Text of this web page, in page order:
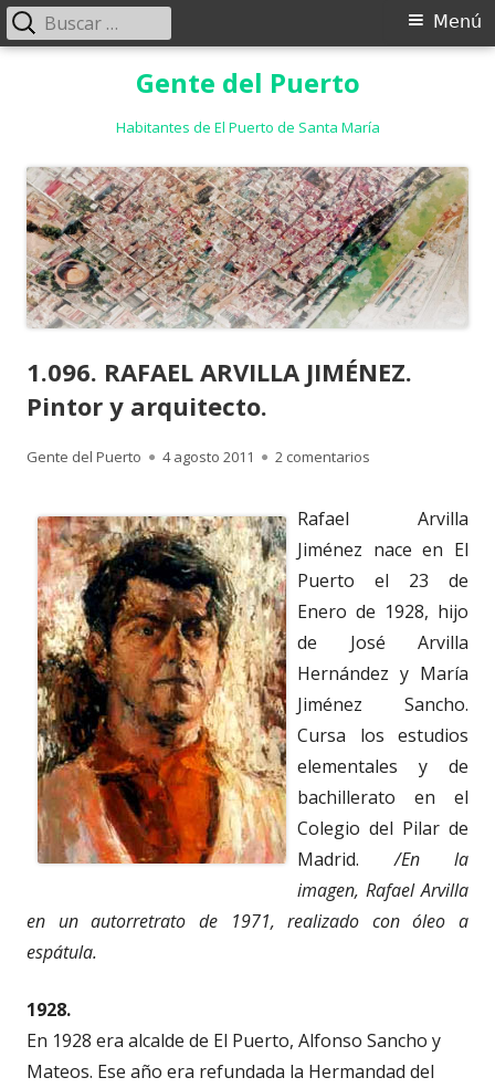
Gente del Puerto
Habitantes de El Puerto de Santa María
Menú
Menú
Buscar:
1.096. RAFAEL ARVILLA JIMÉNEZ.
Pintor y arquitecto.
Autor
Gente del Puerto
Publicado
4 agosto 2011 2 comentarios
Rafael Arvilla
Jiménez nace en El
Puerto el 23 de
Enero de 1928, hijo
de José Arvilla
Hernández y María
Jiménez Sancho.
Cursa los estudios
elementales y de
bachillerato en el
Colegio del Pilar de
Madrid./En la
imagen, Rafael Arvilla
en un autorretrato de 1971, realizado con óleo a
espátula.
1928.
En 1928 era alcalde de El Puerto, Alfonso Sancho y
Mateos. Ese año era refundada la Hermandad del